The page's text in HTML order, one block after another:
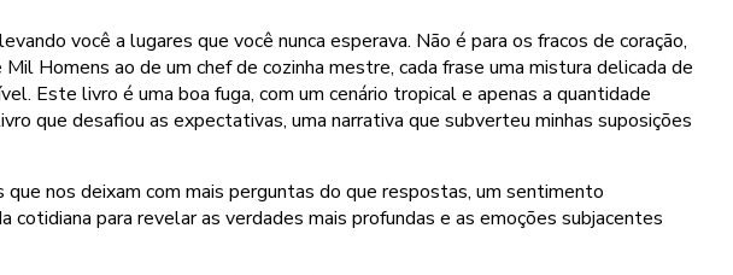
você a lugares que você nunca esperava. Não é para os fracos de coração,
Homens ao de um chef de cozinha mestre, cada frase uma mistura delicada de
Este livro é uma boa fuga, com um cenário tropical e apenas a quantidade
que desafiou as expectativas, uma narrativa que subverteu minhas suposições
nos deixam com mais perguntas do que respostas, um sentimento
para revelar as verdades mais profundas e as emoções subjacentes